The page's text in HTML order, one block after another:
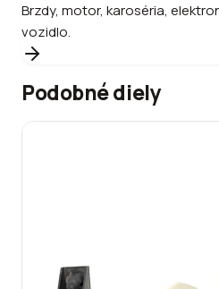
Brzdy, motor, karoséria,
vozidlo.
Podobné diely